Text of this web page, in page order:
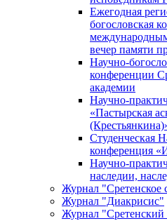
Ежегодная
богословская
вечер памяти
Научно-
конференции
академии
Научно-
«Пастырская
Студенческая
конференция
Научно-
наследии,
Журнал "Сретенское
Журнал "Диакрисис"
Журнал "Сретенский